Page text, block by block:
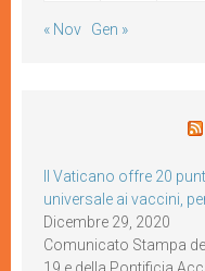
« Nov Gen »
Il Vaticano offre 20
universale ai vaccini,
Dicembre 29, 2020
Comunicato Stampa